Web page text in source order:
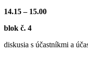
14.15 – 15.00
blok č. 4
diskusia s účastníkmi a